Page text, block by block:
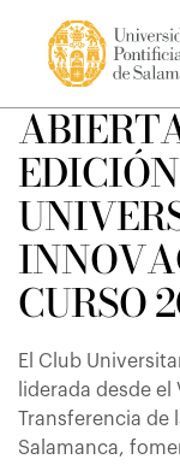
CURSO
El Club
liderada desde
Transferencia
Salamanca,